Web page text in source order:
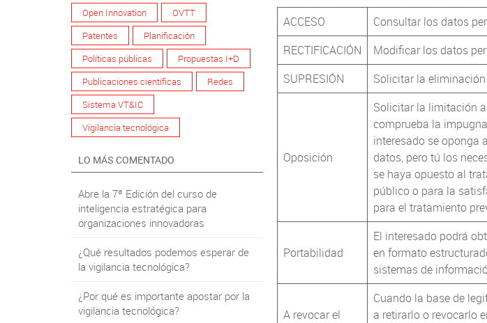
Open Innovation
OVTT
Patentes
Planificación
Políticas públicas
Propuestas I+D
Publicaciones científicas
Redes
Sistema VT&IC
Vigilancia tecnológica
LO MÁS COMENTADO
Abre la 7ª Edición del curso de
inteligencia estratégica para
organizaciones innovadoras
¿Qué resultados podemos esperar de
la vigilancia tecnológica?
¿Por qué es importante apostar por la
vigilancia tecnológica?
ACCESO
Consultar los datos
RECTIFICACIÓN
Modificar los datos
SUPRESIÓN
Solicitar la
Oposición
Solicitar la limitación
comprueba la
interesado se oponga
datos, pero tú los
se haya opuesto al
público o para la
para el tratamiento
Portabilidad
El interesado podrá
en formato
sistemas de
A revocar el
Cuando la base de
a retirarlo o revocarlo